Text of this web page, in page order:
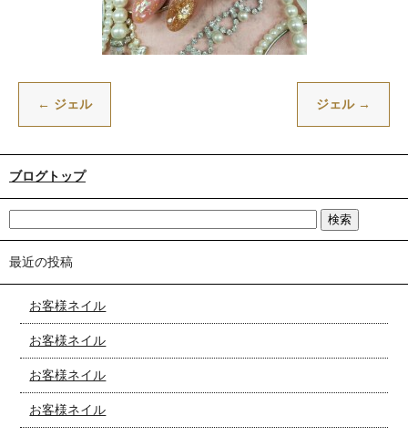
← ジェル ジェル →
ブログトップ
最近の投稿
お客様ネイル
お客様ネイル
お客様ネイル
お客様ネイル